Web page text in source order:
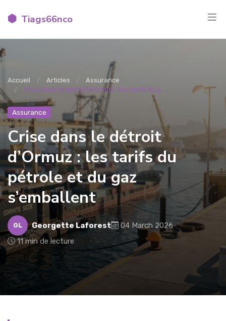
Tiags66nco
Accueil Articles
Assurance
Crise dans le détroit d’Ormuz : les tarifs du p...
Assurance
Crise dans le détroit
d’Ormuz : les tarifs du
pétrole et du gaz
s’emballent
GL Georgette Laforest
04 March 2026
11 min de lecture